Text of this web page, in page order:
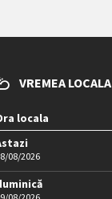
VREMEA LOCALA
locala
08/2026